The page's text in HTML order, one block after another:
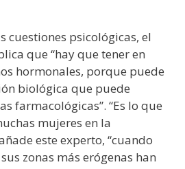
cuestiones psicológicas, el
que “hay que tener en
hormonales, porque puede
biológica que puede
farmacológicas”. “Es lo que
mujeres en la
este experto, “cuando
zonas más erógenas han